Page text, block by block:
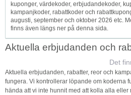
kuponger, värdekoder, erbjudandekoder,
kampanjkoder, rabattkoder och
augusti, september och oktober 2026 etc.
finns även längs ner på denna sida.
Aktuella erbjudanden och
Det
Aktuella erbjudanden, rabatter, reor och
fungera. Vi kontrollerar löpande om koderna
hända att vi inte hunnit med att kolla alla eller